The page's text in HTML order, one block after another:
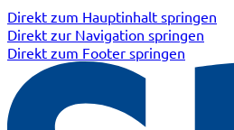
Direkt zum Hauptinhalt springen
Direkt zur Navigation springen
Direkt zum Footer springen